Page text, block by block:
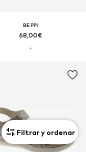
BEPPI
68,00€
Filtrar y ordenar